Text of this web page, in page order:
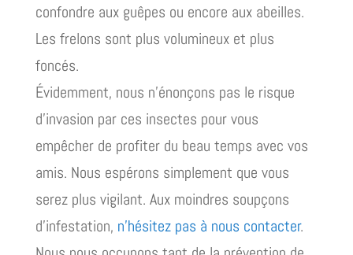
confondre aux guêpes ou encore aux abeilles.
Les frelons sont plus volumineux et plus
foncés.
Évidemment, nous n’énonçons pas le risque
d’invasion par ces insectes pour vous
empêcher de profiter du beau temps avec vos
amis. Nous espérons simplement que vous
serez plus vigilant. Aux moindres soupçons
d’infestation, n’hésitez pas à nous contacter.